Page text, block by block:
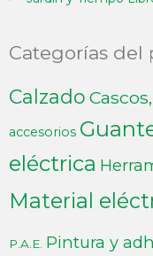
Categorías del
Calzado
accesorios
eléctrica
Material
P.A.E. Pintura y